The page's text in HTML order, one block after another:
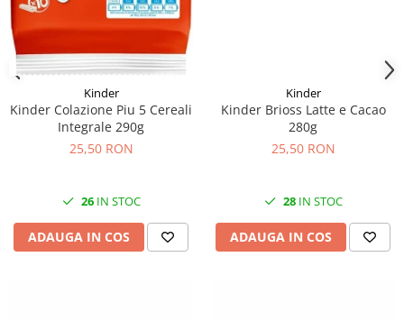
Kinder
Kinder Colazione Piu 5 Cereali
Integrale 290g
25,50 RON
26IN STOC
ADAUGA IN COS
Kinder
Kinder Brioss Latte e Cacao
280g
25,50 RON
28IN STOC
ADAUGA IN COS